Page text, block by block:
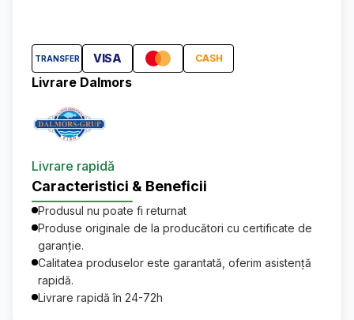
TRANSFER VISA CASH
Livrare Dalmors
Livrare rapidă
Caracteristici & Beneficii
Produsul nu poate fi returnat
Produse originale de la producători cu certificate de
garanție.
Calitatea produselor este garantată, oferim asistență
rapidă.
Livrare rapidă în 24-72h